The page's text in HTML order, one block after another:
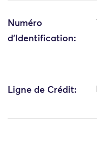
Numéro
d'Identification:
Ligne de Crédit: